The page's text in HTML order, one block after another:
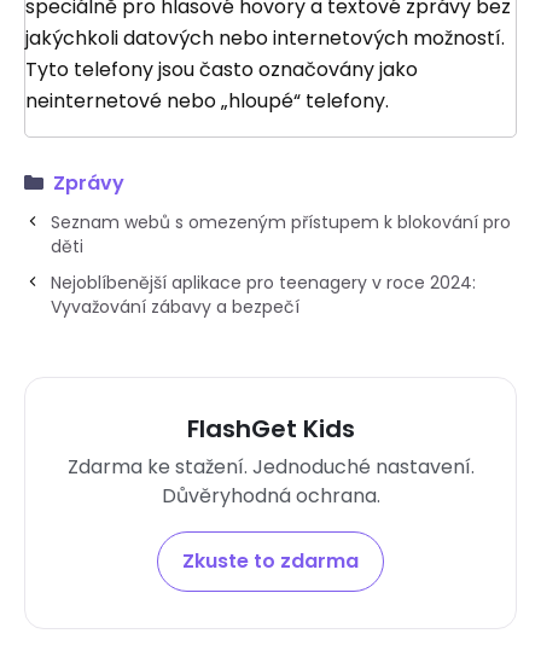
speciálně pro hlasové hovory a textové zprávy bez
jakýchkoli datových nebo internetových možností.
Tyto telefony jsou často označovány jako
neinternetové nebo „hloupé“ telefony.
Zprávy
Seznam webů s omezeným přístupem k blokování pro
děti
Nejoblíbenější aplikace pro teenagery v roce 2024:
Vyvažování zábavy a bezpečí
FlashGet Kids
Zdarma ke stažení. Jednoduché nastavení.
Důvěryhodná ochrana.
Zkuste to zdarma